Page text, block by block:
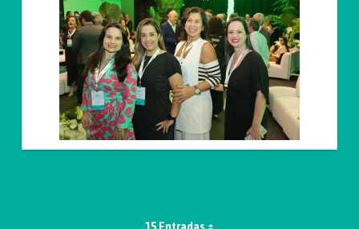
15 Entradas